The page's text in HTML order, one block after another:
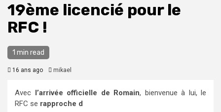
19ème licencié pour le
RFC !
1 min read
16 ans ago mikael
Avec l’arrivée officielle de Romain, bienvenue à lui, le
RFC se rapproche d